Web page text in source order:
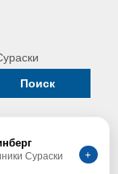
Поиск
Сураски
+